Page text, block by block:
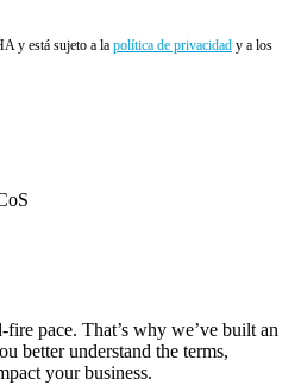
y está sujeto a la política de privacidad y a los
pace. That’s why we’ve built an
better understand the terms,
your business.